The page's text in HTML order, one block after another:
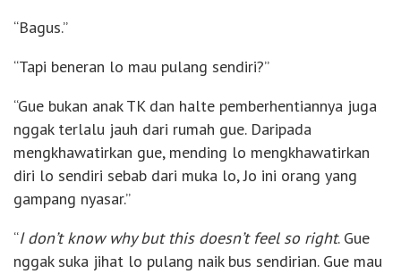
“Bagus.”
“Tapi beneran lo mau pulang sendiri?”
“Gue bukan anak TK dan halte pemberhentiannya juga
nggak terlalu jauh dari rumah gue. Daripada
mengkhawatirkan gue, mending lo mengkhawatirkan
diri lo sendiri sebab dari muka lo, Jo ini orang yang
gampang nyasar.”
“I don’t know why but this doesn’t feel so right. Gue
nggak suka jihat lo pulang naik bus sendirian. Gue mau